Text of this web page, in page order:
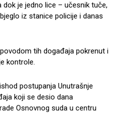
je jedno lice – učesnik tuče,
iz stanice policije i danas
tih događaja pokrenut i
kontrole.
postupanja Unutrašnje
koji se desio dana
Osnovnog suda u centru